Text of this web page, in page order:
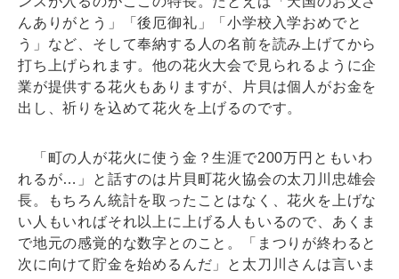
んありがとう」「後厄御礼」「小学校入学おめでと
う」など、そして奉納する人の名前を読み上げてから
打ち上げられます。他の花火大会で見られるように企
業が提供する花火もありますが、片貝は個人がお金を
出し、祈りを込めて花火を上げるのです。
「町の人が花火に使う金？生涯で200万円ともいわ
れるが…」と話すのは片貝町花火協会の太刀川忠雄会
長。もちろん統計を取ったことはなく、花火を上げな
い人もいればそれ以上に上げる人もいるので、あくま
で地元の感覚的な数字とのこと。「まつりが終わると
次に向けて貯金を始めるんだ」と太刀川さんは言いま